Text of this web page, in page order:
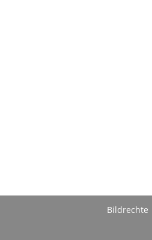
Bildrechte